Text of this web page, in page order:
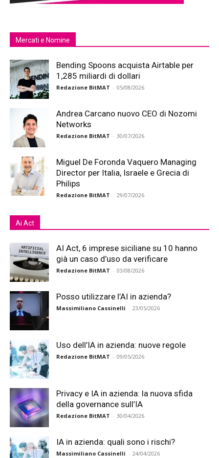
Mercati e Nomine
Bending Spoons acquista Airtable per
1,285 miliardi di dollari
Redazione BitMAT - 05/08/2026
Andrea Carcano nuovo CEO di Nozomi
Networks
Redazione BitMAT - 30/07/2026
Miguel De Foronda Vaquero Managing
Director per Italia, Israele e Grecia di
Philips
Redazione BitMAT - 29/07/2026
Ai Act
AI Act, 6 imprese siciliane su 10 hanno
già un caso d’uso da verificare
Redazione BitMAT - 03/08/2026
Posso utilizzare l’AI in azienda?
Massimiliano Cassinelli - 23/05/2026
Uso dell’IA in azienda: nuove regole
Redazione BitMAT - 09/05/2026
Privacy e IA in azienda: la nuova sfida
della governance sull’IA
Redazione BitMAT - 30/04/2026
IA in azienda: quali sono i rischi?
Massimiliano Cassinelli - 24/04/2026